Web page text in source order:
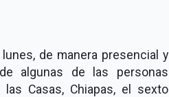
de manera presencial y
algunas de las personas
Casas, Chiapas, el sexto